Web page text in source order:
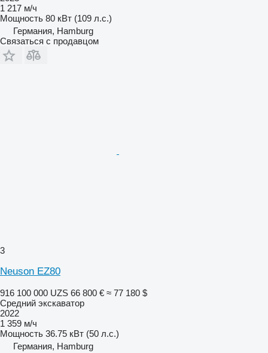
1 217 м/ч
Мощность 80 кВт (109 л.с.)
Германия, Hamburg
Связаться с продавцом
3
Neuson EZ80
916 100 000 UZS 66 800 € ≈ 77 180 $
Средний экскаватор
2022
1 359 м/ч
Мощность 36.75 кВт (50 л.с.)
Германия, Hamburg